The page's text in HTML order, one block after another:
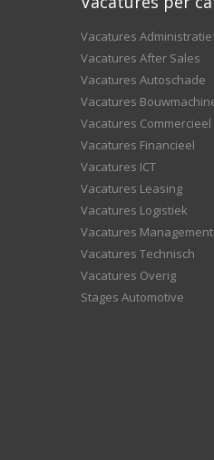
Vacatures
Vacatures After Sales
Vacatures Autoschade
Vacatures
Vacatures Commercieel
Vacatures Financieel
Vacatures ICT
Vacatures Leasing
Vacatures Logistiek
Vacatures Management
Vacatures Technisch
Vacatures Overig
Stages Automotive